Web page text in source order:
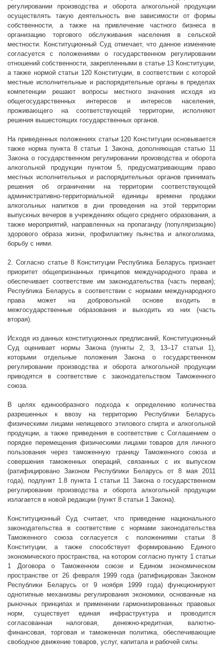
регулировании производства и оборота алкогольной продукции
осуществлять такую деятельность вне зависимости от формы
собственности, а также на привлечение частного бизнеса в
организацию торгового обслуживания населения в сельской
местности. Конституционный Суд отмечает, что данное изменение
согласуется с положениями о государственном регулировании
отношений собственности, закрепленными в статье 13 Конституции,
а также нормой статьи 120 Конституции, в соответствии с которой
местные исполнительные и распорядительные органы в пределах
компетенции решают вопросы местного значения исходя из
общегосударственных интересов и интересов населения,
проживающего на соответствующей территории, исполняют
решения вышестоящих государственных органов.
На приведенных положениях статьи 120 Конституции основывается
также норма пункта 8 статьи 1 Закона, дополняющая статью 11
Закона о государственном регулировании производства и оборота
алкогольной продукции пунктом 5, предусматривающим право
местных исполнительных и распорядительных органов принимать
решения об ограничении на территории соответствующей
административно-территориальной единицы времени продажи
алкогольных напитков в дни проведения на этой территории
выпускных вечеров в учреждениях общего среднего образования, а
также мероприятий, направленных на пропаганду (популяризацию)
здорового образа жизни, профилактику пьянства и алкоголизма,
борьбу с ними.
2. Согласно статье 8 Конституции Республика Беларусь признает
приоритет общепризнанных принципов международного права и
обеспечивает соответствие им законодательства (часть первая);
Республика Беларусь в соответствии с нормами международного
права может на добровольной основе входить в
межгосударственные образования и выходить из них (часть
вторая).
Исходя из данных конституционных предписаний, Конституционный
Суд оценивает нормы Закона (пункты 2, 3, 13–17 статьи 1),
которыми отдельные положения Закона о государственном
регулировании производства и оборота алкогольной продукции
приводятся в соответствие с законодательством Таможенного
союза.
В целях единообразного подхода к определению количества
разрешенных к ввозу на территорию Республики Беларусь
физическими лицами непищевого этилового спирта и алкогольной
продукции, а также приведения в соответствие с Соглашением о
порядке перемещения физическими лицами товаров для личного
пользования через таможенную границу Таможенного союза и
совершения таможенных операций, связанных с их выпуском
(ратифицировано Законом Республики Беларусь от 8 мая 2011
года), подпункт 1.8 пункта 1 статьи 11 Закона о государственном
регулировании производства и оборота алкогольной продукции
излагается в новой редакции (пункт 8 статьи 1 Закона).
Конституционный Суд считает, что приведение национального
законодательства в соответствие с нормами законодательства
Таможенного союза согласуется с положениями статьи 8
Конституции, а также способствует формированию Единого
экономического пространства, на котором согласно пункту 1 статьи
1 Договора о Таможенном союзе и Едином экономическом
пространстве от 26 февраля 1999 года (ратифицирован Законом
Республики Беларусь от 9 ноября 1999 года) функционируют
однотипные механизмы регулирования экономики, основанные на
рыночных принципах и применении гармонизированных правовых
норм, существует единая инфраструктура и проводится
согласованная налоговая, денежно-кредитная, валютно-
финансовая, торговая и таможенная политика, обеспечивающие
свободное движение товаров, услуг, капитала и рабочей силы.